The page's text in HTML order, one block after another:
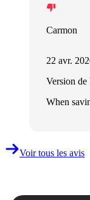
Carmon
22 avr.
Version
When
Voir tous les avis